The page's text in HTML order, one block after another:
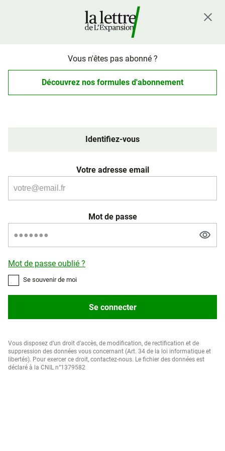
Vous n'êtes pas abonné ?
Découvrez nos formules d'abonnement
Identifiez-vous
Votre adresse email
Mot de passe
Mot de passe oublié ?
Se souvenir de moi
Se connecter
Vous disposez d’un droit d’accès, de modification, de rectification et de
suppression des données vous concernant (Art. 34 de la loi informatique et
libertés). Pour exercer ce droit, contactez-nous. Le fichier des données est
déclaré à la CNIL n°1379582